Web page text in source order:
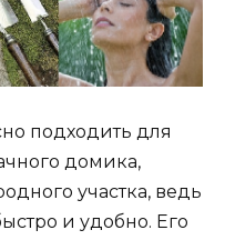
подходить для
домика,
участка, ведь
и удобно. Его